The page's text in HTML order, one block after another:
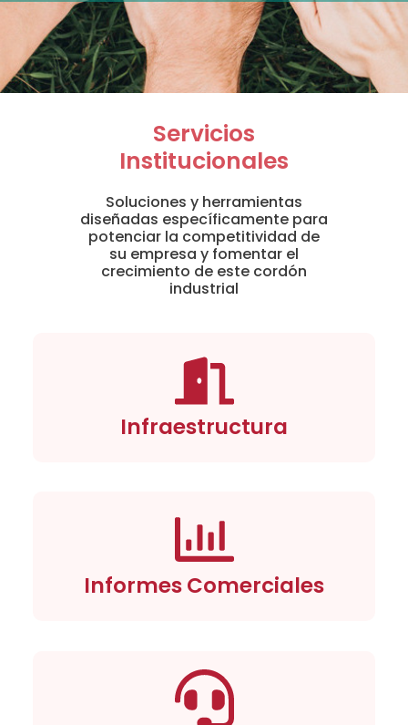
Servicios
Institucionales
Soluciones y herramientas
diseñadas específicamente para
potenciar la competitividad de
su empresa y fomentar el
crecimiento de este cordón
industrial
Infraestructura
Informes Comerciales